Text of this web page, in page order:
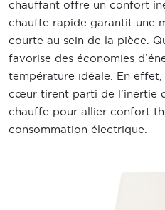
chauffant offre un confort
chauffe rapide garantit une
courte au sein de la pièce.
favorise des économies
température idéale. En
cœur tirent parti de l’inertie
chauffe pour allier confort
consommation électrique.